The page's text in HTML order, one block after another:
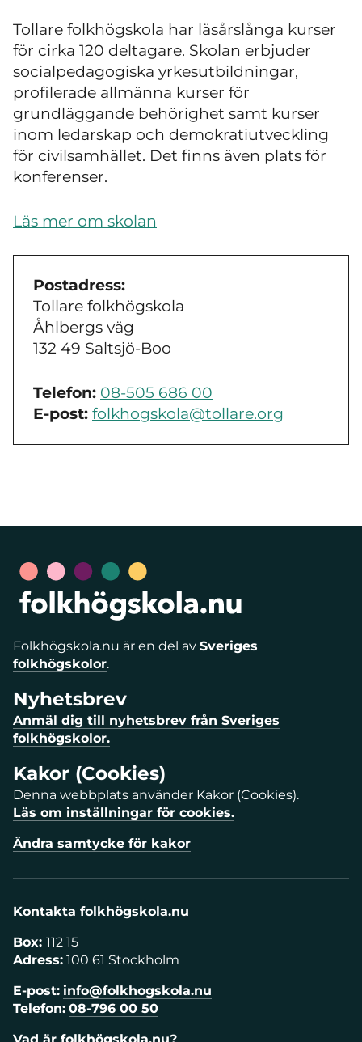
Tollare folkhögskola har läsårslånga kurser
för cirka 120 deltagare. Skolan erbjuder
socialpedagogiska yrkesutbildningar,
profilerade allmänna kurser för
grundläggande behörighet samt kurser
inom ledarskap och demokratiutveckling
för civilsamhället. Det finns även plats för
konferenser.
Läs mer om skolan
Postadress:
Tollare folkhögskola
Åhlbergs väg
132 49 Saltsjö-Boo
Telefon: 08-505 686 00
E-post: folkhogskola@tollare.org
Folkhögskola.nu är en del av Sveriges
folkhögskolor.
Nyhetsbrev
Anmäl dig till nyhetsbrev från Sveriges
folkhögskolor.
Kakor (Cookies)
Denna webbplats använder Kakor (Cookies).
Läs om inställningar för cookies.
Ändra samtycke för kakor
Kontakta folkhögskola.nu
Box: 112 15
Adress: 100 61 Stockholm
E-post: info@folkhogskola.nu
Telefon: 08-796 00 50
Vad är folkhögskola.nu?